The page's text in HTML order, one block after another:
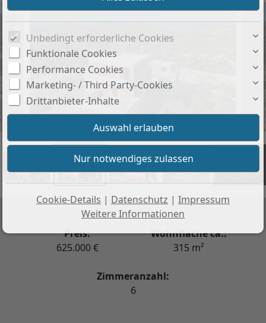
Preis:
625.000 €
Wohnfläche ca.:
315 m²
Zimmeranzahl:
6
Unbedingt erforderliche Cookies
Funktionale Cookies
Performance Cookies
Marketing- / Third Party-Cookies
Drittanbieter-Inhalte
Cookie-Details | Datenschutz | Impressum
Weitere Informationen